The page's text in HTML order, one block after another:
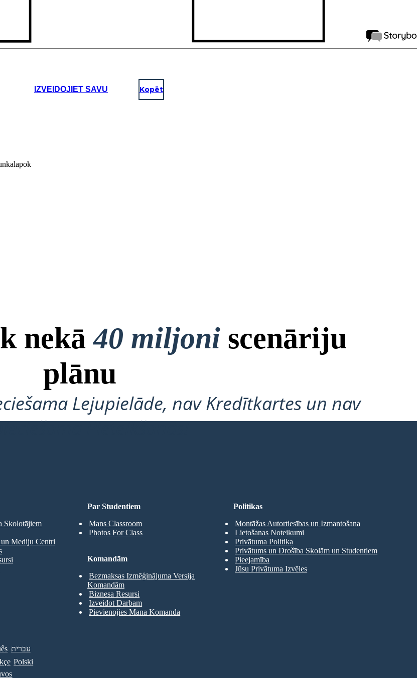
IZVEIDOJIET SAVU Kopēt
nekā40 miljoni scenāriju
plānu
Lejupielāde, nav Kredītkartes un nav
Pieteikšanās!
Par Studentiem
Mans Classroom
Photos For Class
Skolotājiem
Mediju Centri
Komandām
Bezmaksas Izmēģinājuma Versija
Komandām
Biznesa Resursi
Izveidot Darbam
Pievienojies Mana Komanda
Politikas
Montāžas Autortiesības un Izmantošana
Lietošanas Noteikumi
Privātuma Politika
Privātums un Drošība Skolām un Studentiem
Pieejamība
Jūsu Privātuma Izvēles
עברית
Polski